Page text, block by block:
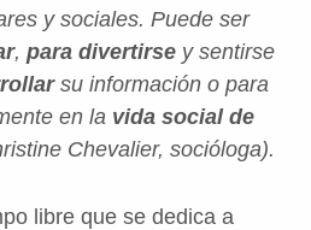
y sociales. Puede ser
, para divertirsey sentirse
su información o para
en la vida social de
Chevalier, socióloga).
libre que se dedica a